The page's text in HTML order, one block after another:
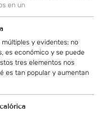
en un
múltiples y evidentes: no
es económico y se puede
tres elementos nos
es tan popular y aumentan